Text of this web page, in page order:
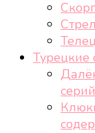
Телец
Турецкие
серий